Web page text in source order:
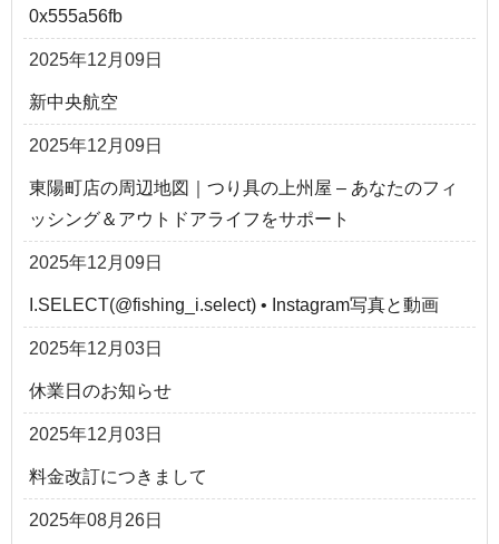
0x555a56fb
2025年12月09日
新中央航空
2025年12月09日
東陽町店の周辺地図｜つり具の上州屋 – あなたのフィ
ッシング＆アウトドアライフをサポート
2025年12月09日
I.SELECT(@fishing_i.select) • Instagram写真と動画
2025年12月03日
休業日のお知らせ
2025年12月03日
料金改訂につきまして
2025年08月26日